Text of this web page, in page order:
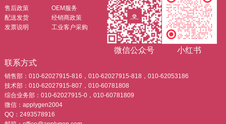
售后政策
配送发货
发票说明
OEM服务
经销商政策
工业客户采购
微信公众号
小红书
联系方式
销售部：010-62027915-816，010-62027915-818，010-62053186
技术部：010-62027915-807，010-60781808
综合业务部：010-62027915-0，010-60781809
微信：applygen2004
QQ：2493578916